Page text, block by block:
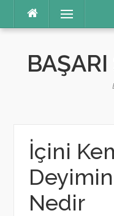
Menü
İçini
Nedir